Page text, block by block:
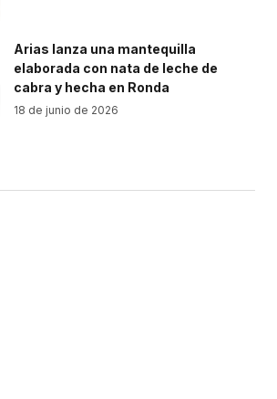
Arias lanza una mantequilla
elaborada con nata de leche de
cabra y hecha en Ronda
18 de junio de 2026